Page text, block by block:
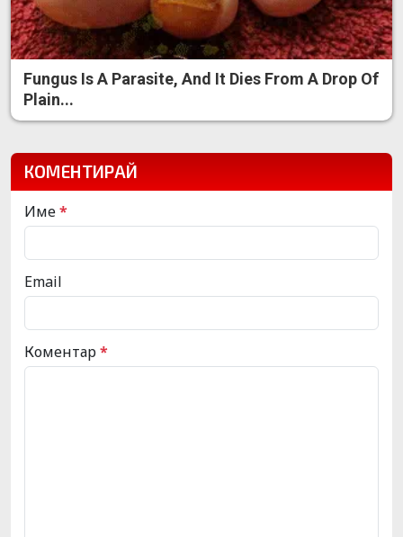
Fungus Is A Parasite, And It Dies From A Drop Of
Plain...
КОМЕНТИРАЙ
Име*
Email
Коментар*